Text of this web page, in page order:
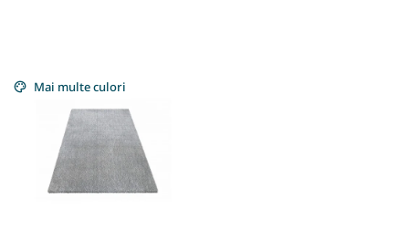
Mai multe culori